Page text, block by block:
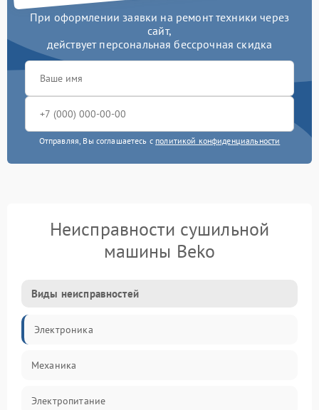
При оформлении заявки на ремонт техники через
сайт,
действует персональная бессрочная скидка
Отправляя, Вы соглашаетесь с политикой конфиденциальности
Неисправности сушильной
машины Beko
Виды неисправностей
Электроника
Механика
Электропитание